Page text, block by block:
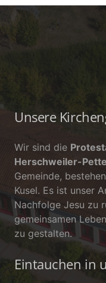
Unsere
Wir sind die
Herschweiler-
Gemeinde,
Kusel. Es ist unser
Nachfolge Jesu zu
gemeinsamen
zu gestalten.
Eintauchen in